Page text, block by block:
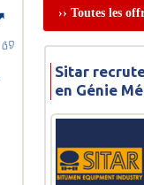
›› Toutes les
Sitar
en Génie